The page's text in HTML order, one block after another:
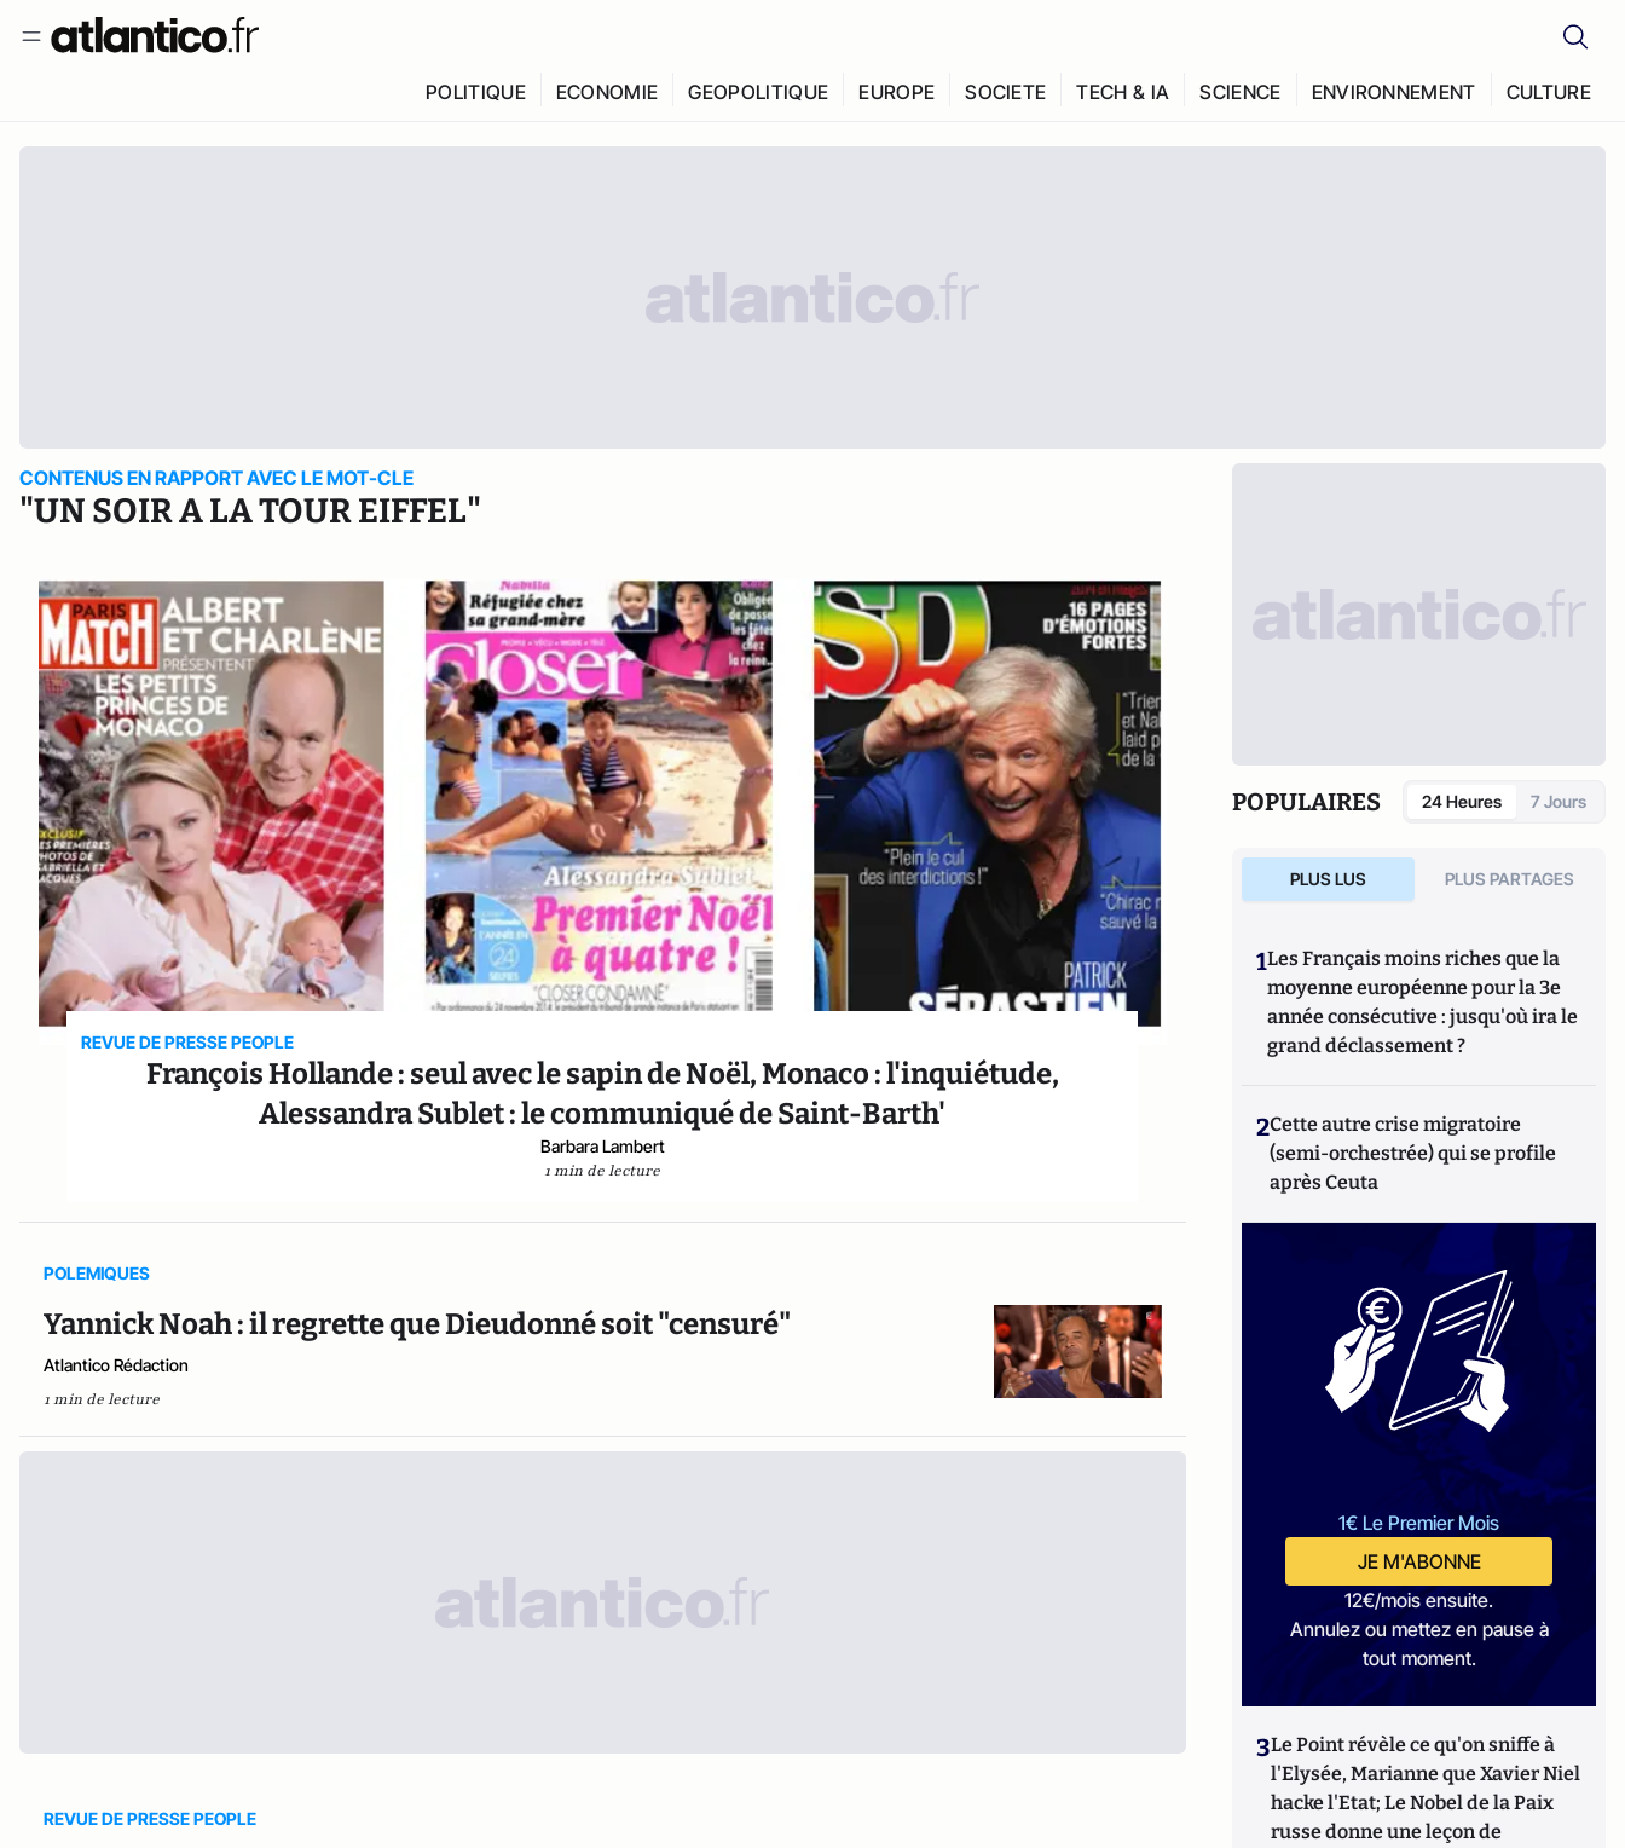
POLITIQUE ECONOMIE GEOPOLITIQUE EUROPE SOCIETE TECH & IA SCIENCE ENVIRONNEMENT CULTURE
CONTENUS EN RAPPORT AVEC LE MOT-CLE
"UN SOIR A LA TOUR EIFFEL"
REVUE DE PRESSE PEOPLE
François Hollande : seul avec le sapin de Noël, Monaco : l'inquiétude,
Alessandra Sublet : le communiqué de Saint-Barth'
Barbara Lambert
1 min de lecture
POLEMIQUES
Yannick Noah : il regrette que Dieudonné soit "censuré"
Atlantico Rédaction
1 min de lecture
REVUE DE PRESSE PEOPLE
POPULAIRES 24 Heures 7 Jours
PLUS LUS PLUS PARTAGES
1Les Français moins riches que la
moyenne européenne pour la 3e
année consécutive : jusqu'où ira le
grand déclassement ?
2Cette autre crise migratoire
(semi-orchestrée) qui se profile
après Ceuta
1€ Le Premier Mois
JE M'ABONNE
12€/mois ensuite.
Annulez ou mettez en pause à
tout moment.
3Le Point révèle ce qu'on sniffe à
l'Elysée, Marianne que Xavier Niel
hacke l'Etat; Le Nobel de la Paix
russe donne une leçon de